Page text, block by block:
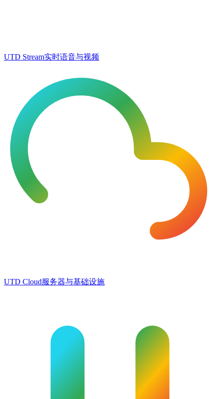
UTD Stream实时语音与视频
UTD Cloud服务器与基础设施